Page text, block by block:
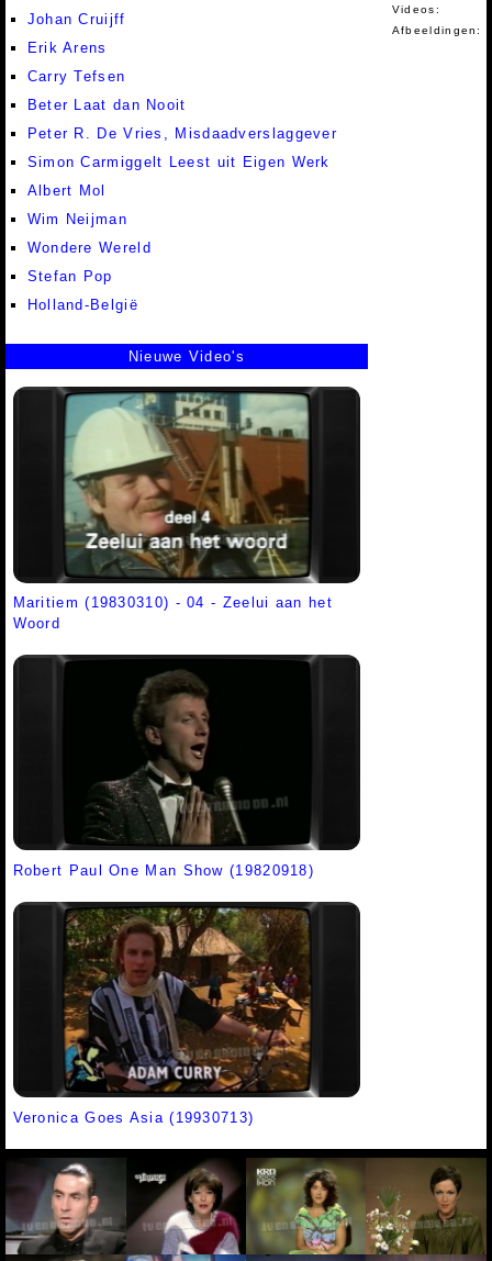
Johan Cruijff
Erik Arens
Carry Tefsen
Beter Laat dan Nooit
Peter R. De Vries, Misdaadverslaggever
Simon Carmiggelt Leest uit Eigen Werk
Albert Mol
Wim Neijman
Wondere Wereld
Stefan Pop
Holland-België
Videos:
Afbeeldingen:
Nieuwe Video's
Maritiem (19830310) - 04 - Zeelui aan het
Woord
Robert Paul One Man Show (19820918)
Veronica Goes Asia (19930713)